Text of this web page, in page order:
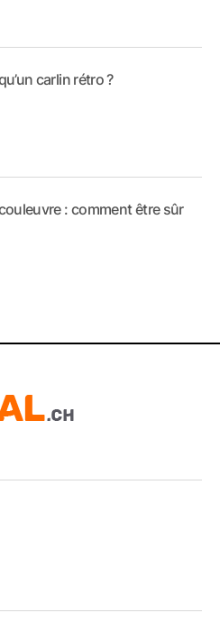
carlin rétro ?
: comment être sûr